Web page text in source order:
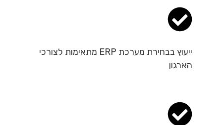
ייעוץ בבחירת מערכת ERP מתאימות לצורכי
הארגון